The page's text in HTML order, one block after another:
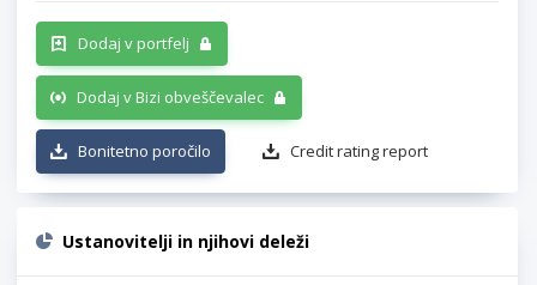
Dodaj v portfelj
Dodaj v Bizi obveščevalec
Bonitetno poročilo Credit rating report
Ustanovitelji in njihovi deleži